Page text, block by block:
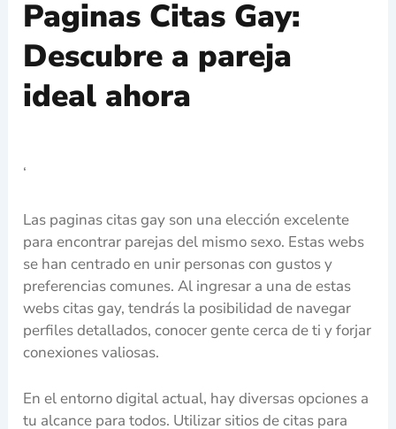
Paginas Citas Gay:
Descubre a pareja
ideal ahora
‘
Las paginas citas gay son una elección excelente
para encontrar parejas del mismo sexo. Estas webs
se han centrado en unir personas con gustos y
preferencias comunes. Al ingresar a una de estas
webs citas gay, tendrás la posibilidad de navegar
perfiles detallados, conocer gente cerca de ti y forjar
conexiones valiosas.
En el entorno digital actual, hay diversas opciones a
tu alcance para todos. Utilizar sitios de citas para